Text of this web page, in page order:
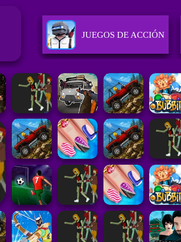
JUEGOS DE ACCIÓN
JUEGOS DE CHICAS
JUEGOS DE PUZZLE
JUEGOS DE HABILIDAD